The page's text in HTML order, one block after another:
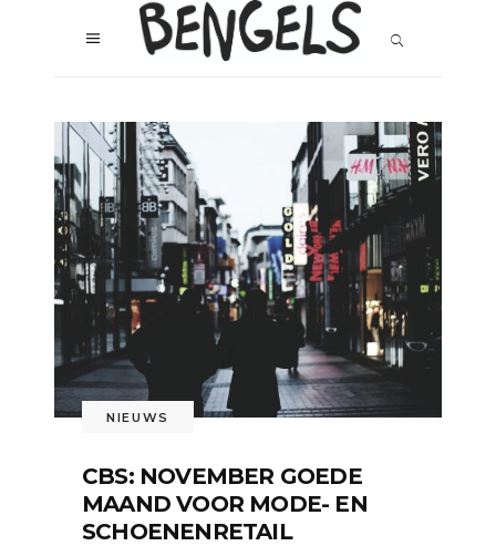
NIEUWS
CBS: NOVEMBER GOEDE
MAAND VOOR MODE- EN
SCHOENENRETAIL